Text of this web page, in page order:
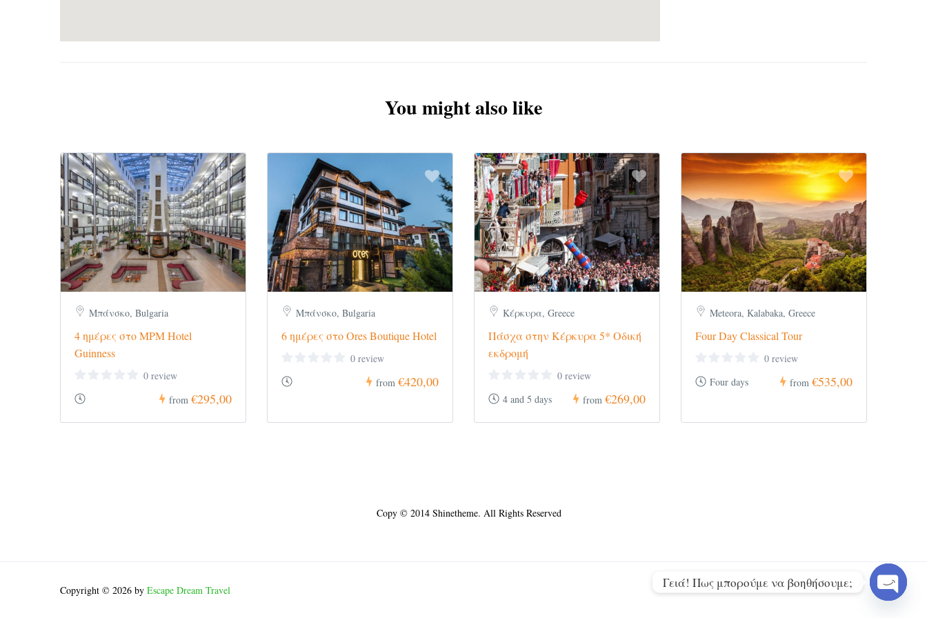
You might also like
Μπάνσκο, Bulgaria
4 ημέρες στο MPM Hotel
Guinness
0 review
from €295,00
Μπάνσκο, Bulgaria
6 ημέρες στο Ores Boutique Hotel
0 review
from €420,00
Κέρκυρα, Greece
Πάσχα στην Κέρκυρα 5* Οδική
εκδρομή
0 review
4 and 5 days
from €269,00
Meteora, Kalabaka, Greece
Four Day Classical Tour
0 review
Four days
from €535,00
Copy © 2014 Shinetheme. All Rights Reserved
Copyright © 2026 by Escape Dream Travel Γειά! Πως μπορούμε να βοηθήσουμε;